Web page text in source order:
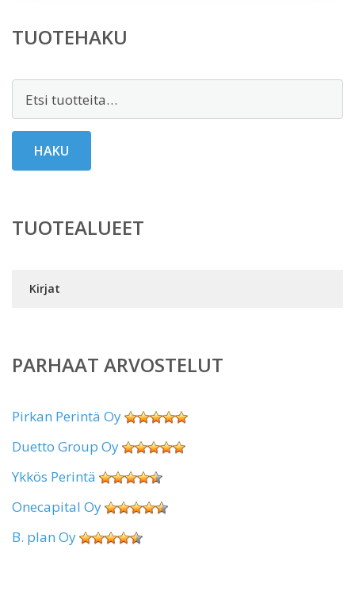
TUOTEHAKU
HAKU
TUOTEALUEET
Kirjat
PARHAAT ARVOSTELUT
Pirkan Perintä Oy
Duetto Group Oy
Ykkös Perintä
Onecapital Oy
B. plan Oy